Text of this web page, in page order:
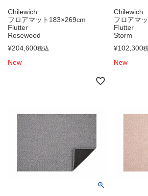
Chilewich
フロアマット183×269cm
Flutter
Rosewood
¥204,600税込
New
Chilewich
フロアマ
Flutter
Storm
¥102,300
New